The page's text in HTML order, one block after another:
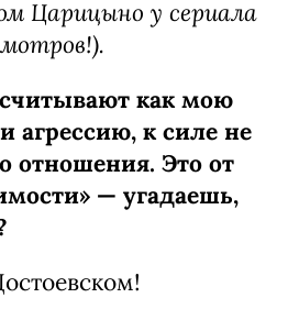
Царицыно у сериала
как мою
агрессию, к силе не
отношения. Это от
— угадаешь,